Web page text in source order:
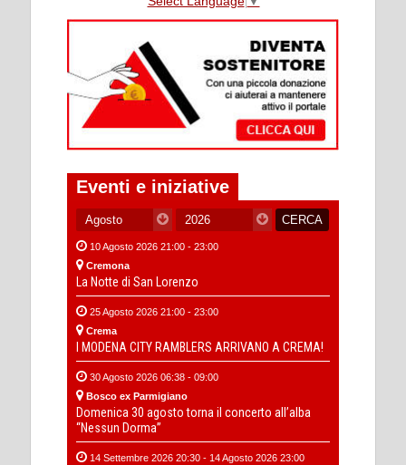
Eventi e iniziative
10 Agosto 2026 21:00 - 23:00
Cremona
La Notte di San Lorenzo
25 Agosto 2026 21:00 - 23:00
Crema
I MODENA CITY RAMBLERS ARRIVANO A CREMA!
30 Agosto 2026 06:38 - 09:00
Bosco ex Parmigiano
Domenica 30 agosto torna il concerto all’alba
“Nessun Dorma”
14 Settembre 2026 20:30 - 14 Agosto 2026 23:00